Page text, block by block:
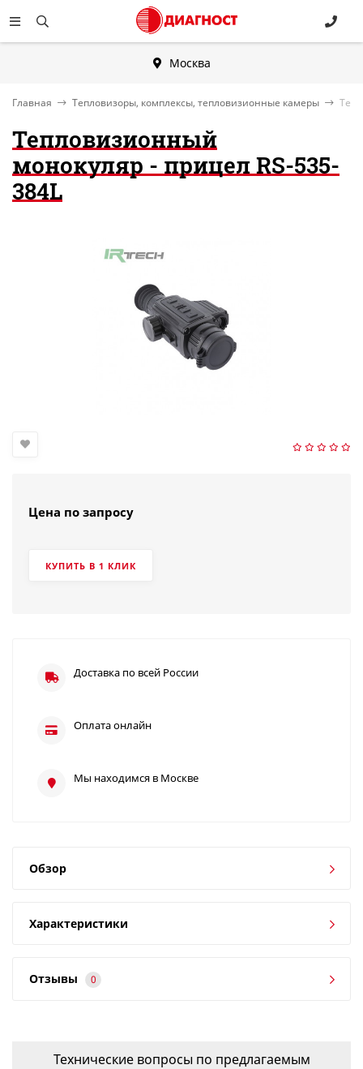
Москва
Главная Тепловизоры, комплексы, тепловизионные камеры
Тепловизионный
монокуляр - прицел RS-535-
384L
Цена по запросу
КУПИТЬ В 1 КЛИК
Доставка по всей России
Оплата онлайн
Мы находимся в Москве
Обзор
Характеристики
Отзывы 0
Технические вопросы по предлагаемым